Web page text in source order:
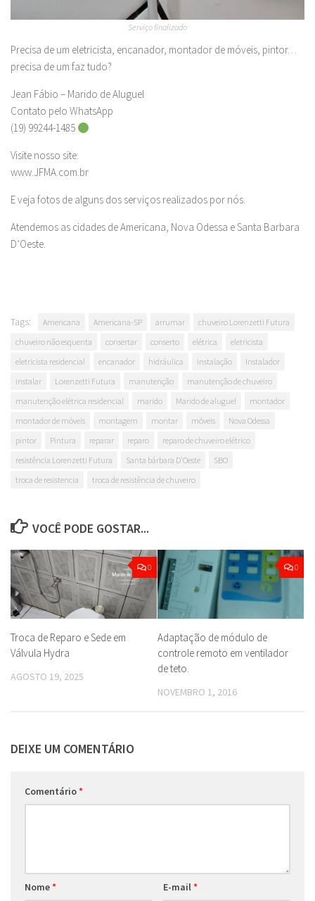
Serviço finalizado
Precisa de um eletricista, encanador, montador de móveis, pintor…
precisa de um faz tudo?
Jean Fábio – Marido de Aluguel
Contato pelo WhatsApp
(19) 99244-1485
Visite nosso site:
www.JFMA.com.br
E veja fotos de alguns dos serviços realizados por nós.
Atendemos as cidades de Americana, Nova Odessa e Santa Barbara
D’Oeste.
Tags: Americana Americana-SP arrumar
chuveiro Lorenzetti Futura
chuveiro não esquenta
consertar conserto elétrica
eletricista
eletricista residencial
encanador hidráulica instalação
Instalador
instalar
Lorenzetti Futura manutenção
manutenção de chuveiro
manutenção elétrica residencial
marido Marido de aluguel
montador
montador de móveis
montagem montar móveis
Nova Odessa
pintor
Pintura reparar reparo
reparo de chuveiro elétrico
resistência Lorenzetti Futura
Santa bárbara D'Oeste
SBO
troca de resistencia
troca de resistência de chuveiro
VOCÊ PODE GOSTAR...
0
Troca de Reparo e Sede em
Válvula Hydra
AGOSTO 19, 2025
0
Adaptação de módulo de
controle remoto em ventilador
de teto.
NOVEMBRO 1, 2016
DEIXE UM COMENTÁRIO
Comentário*
Nome* E-mail *